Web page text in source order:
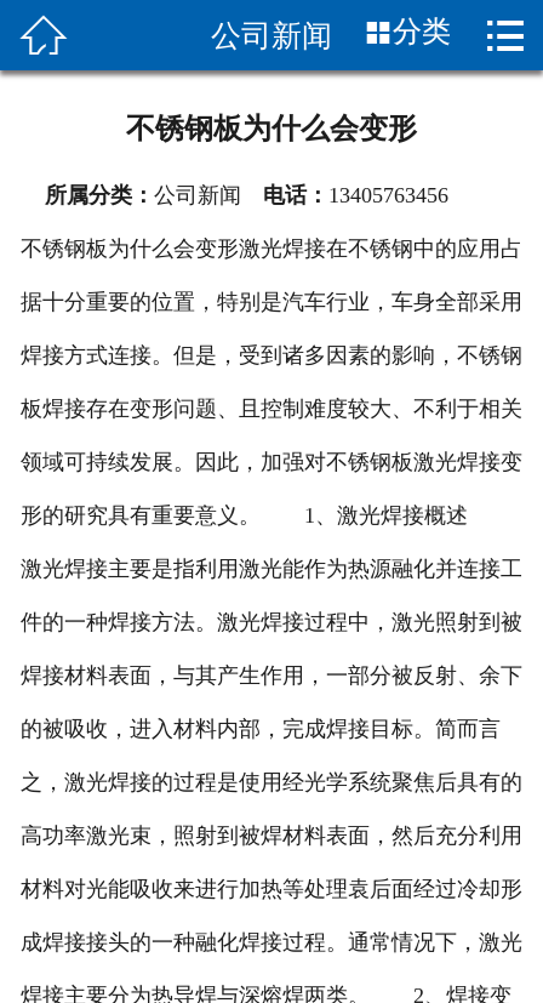
 首页
合作伙伴
销售网络
联系我们
 公司新闻 分类 
不锈钢板为什么会变形
所属分类： 公司新闻 电话： 13405763456
不锈钢板为什么会变形激光焊接在不锈钢中的应用占
据十分重要的位置，特别是汽车行业，车身全部采用
焊接方式连接。但是，受到诸多因素的影响，不锈钢
板焊接存在变形问题、且控制难度较大、不利于相关
领域可持续发展。因此，加强对不锈钢板激光焊接变
形的研究具有重要意义。 1、激光焊接概述
激光焊接主要是指利用激光能作为热源融化并连接工
件的一种焊接方法。激光焊接过程中，激光照射到被
焊接材料表面，与其产生作用，一部分被反射、余下
的被吸收，进入材料内部，完成焊接目标。简而言
之，激光焊接的过程是使用经光学系统聚焦后具有的
高功率激光束，照射到被焊材料表面，然后充分利用
材料对光能吸收来进行加热等处理袁后面经过冷却形
成焊接接头的一种融化焊接过程。通常情况下，激光
焊接主要分为热导焊与深熔焊两类。 2、焊接变